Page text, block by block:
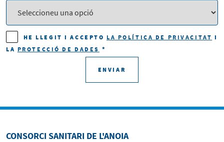
HE LLEGIT I ACCEPTO LA POLÍTICA DE PRIVACITAT I
LA PROTECCIÓ DE DADES *
ENVIAR
CONSORCI SANITARI DE L'ANOIA